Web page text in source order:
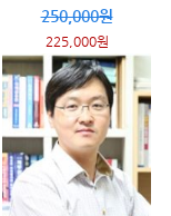
250,000원
225,000원